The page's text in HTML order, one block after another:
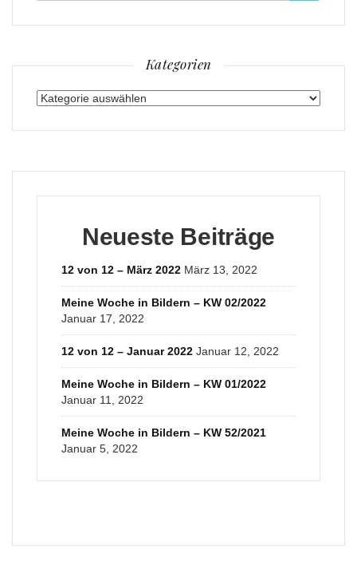
Kategorien
Kategorien
Neueste Beiträge
12 von 12 – März 2022 März 13, 2022
Meine Woche in Bildern – KW 02/2022
Januar 17, 2022
12 von 12 – Januar 2022 Januar 12, 2022
Meine Woche in Bildern – KW 01/2022
Januar 11, 2022
Meine Woche in Bildern – KW 52/2021
Januar 5, 2022